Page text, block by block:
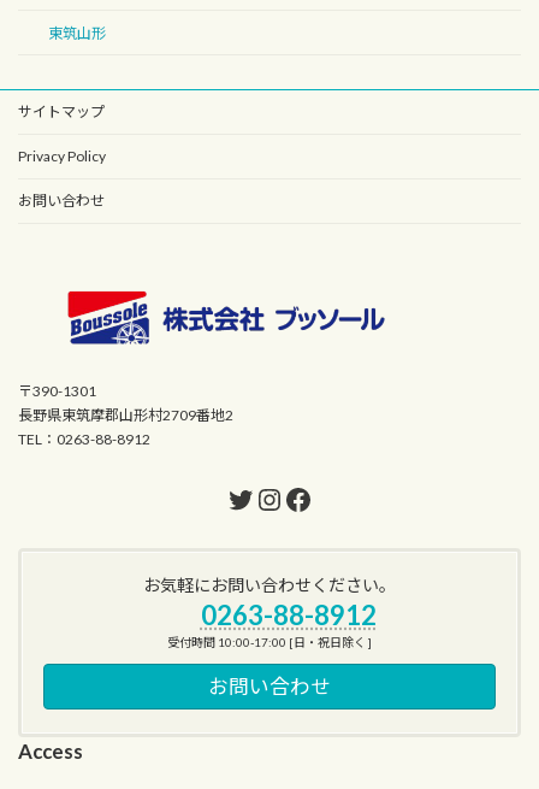
東筑山形
サイトマップ
Privacy Policy
お問い合わせ
〒390-1301
長野県東筑摩郡山形村2709番地2
TEL：0263-88-8912
Twitter
Instagram
Facebook
お気軽にお問い合わせください。
0263-88-8912
受付時間 10:00-17:00 [日・祝日除く ]
お問い合わせ
Access